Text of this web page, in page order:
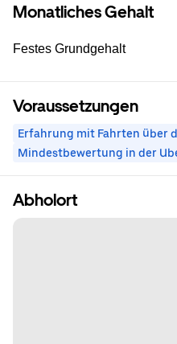
Monatliches Gehalt
Festes Grundgehalt
Voraussetzungen
Erfahrung mit Fahrten über
Mindestbewertung in der
Abholort